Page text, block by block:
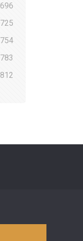
696
725
754
783
812